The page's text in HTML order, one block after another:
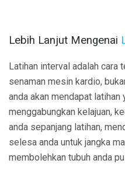
Lebih Lanjut Mengenai
Latihan interval adalah cara
senaman mesin kardio,
anda akan mendapat
menggabungkan kelajuan,
anda sepanjang latihan,
selesa anda untuk jangka
membolehkan tubuh anda